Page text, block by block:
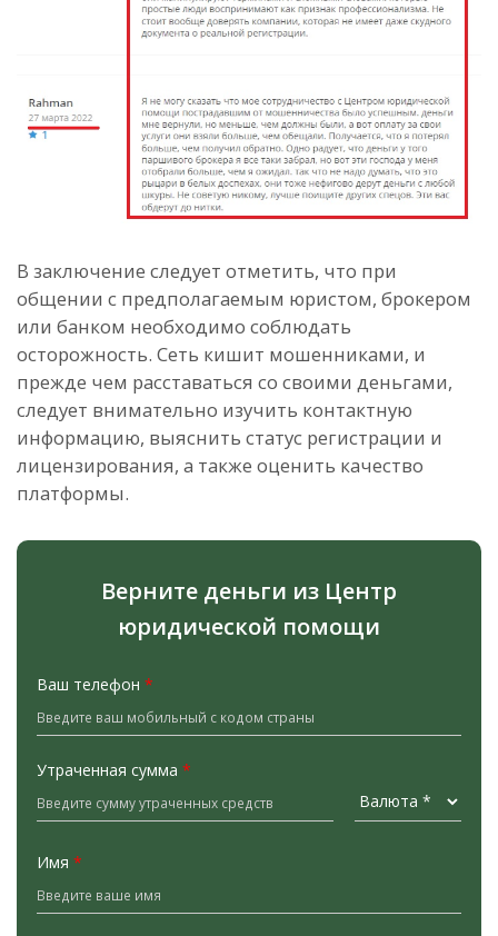
В заключение следует отметить, что при
общении с предполагаемым юристом, брокером
или банком необходимо соблюдать
осторожность. Сеть кишит мошенниками, и
прежде чем расставаться со своими деньгами,
следует внимательно изучить контактную
информацию, выяснить статус регистрации и
лицензирования, а также оценить качество
платформы.
Верните деньги из Центр
юридической помощи
Ваш телефон *
Утраченная сумма *
Имя *